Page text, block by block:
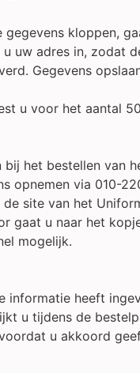
gegevens kloppen,
u uw adres in, zodat
Gegevens
u voor het aantal
bij het bestellen van
opnemen via 010-
site van het
gaat u naar het
mogelijk.
informatie heeft
u tijdens de
u akkoord